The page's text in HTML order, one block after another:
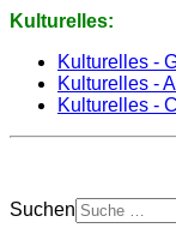
Kulturelles:
Kulturelles -
Kulturelles -
Kulturelles -
Suchen